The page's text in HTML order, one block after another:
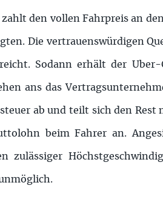
den vollen Fahrpreis an
Die vertrauenswürdigen
Sodann erhält der
ans das
ab und teilt sich den
beim Fahrer an.
zulässiger